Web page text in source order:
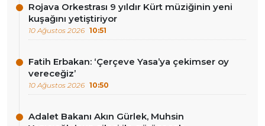
Rojava Orkestrası 9 yıldır Kürt müziğinin yeni
kuşağını yetiştiriyor
10 Ağustos 2026 10:51
Fatih Erbakan: ‘Çerçeve Yasa’ya çekimser oy
vereceğiz’
10 Ağustos 2026 10:50
Adalet Bakanı Akın Gürlek, Muhsin